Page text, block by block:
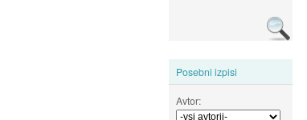
Posebni izpisi
Avtor: